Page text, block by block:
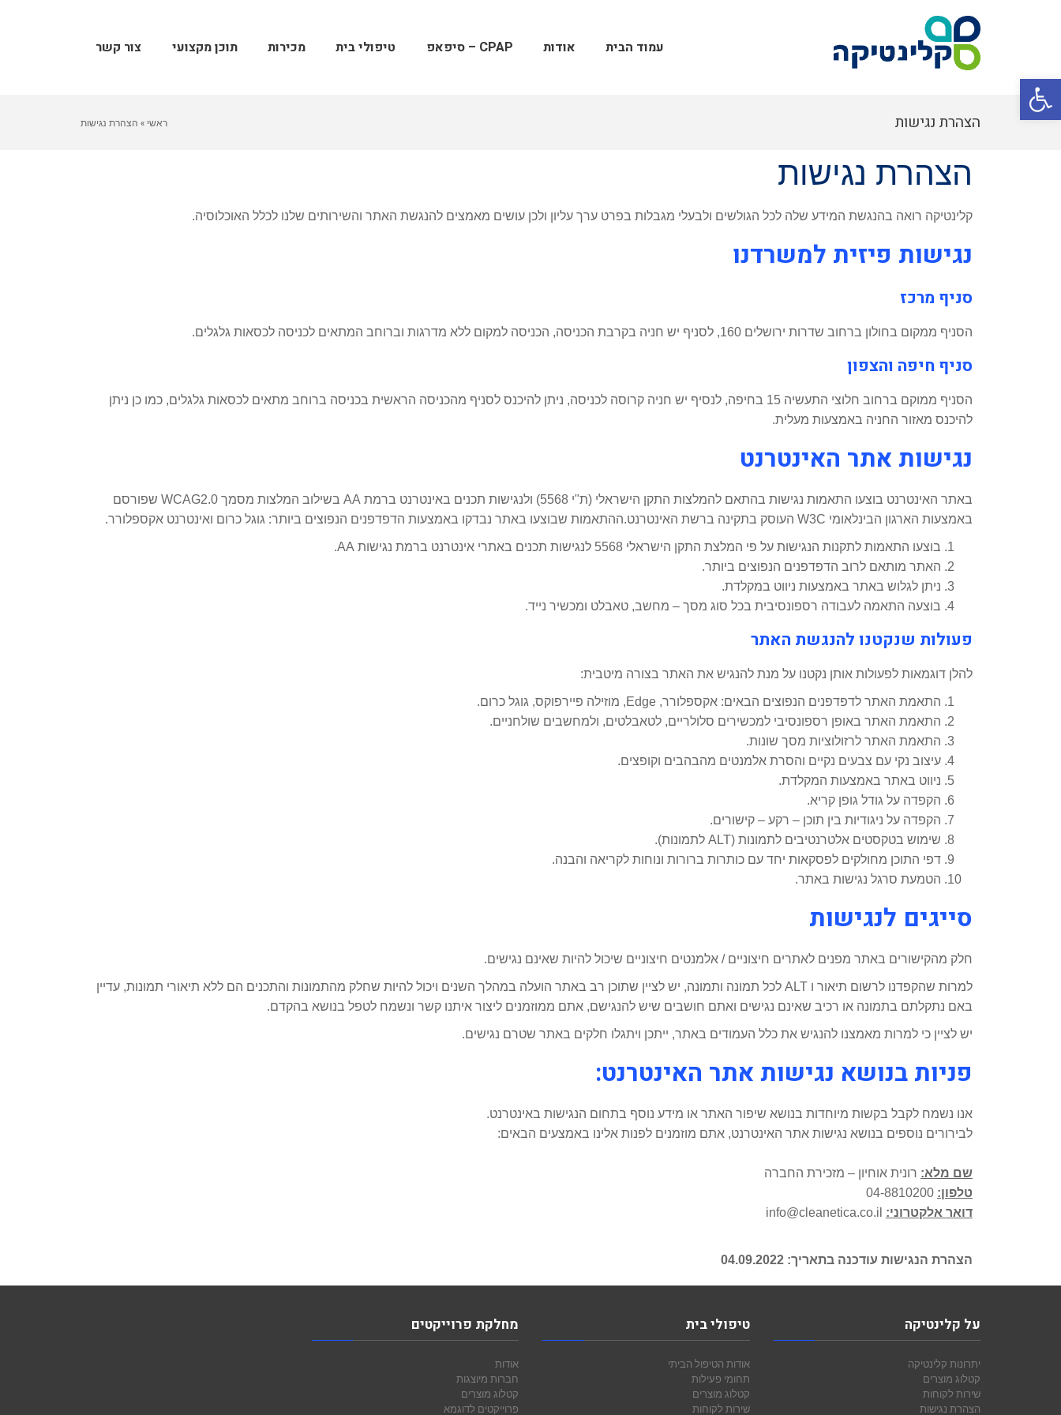
פתח סרגל נגישות
עמוד הבית אודות CPAP – סיפאפ טיפולי בית מכירות תוכן מקצועי צור קשר
הצהרת נגישות ראשי » הצהרת נגישות
הצהרת נגישות
קלינטיקה רואה בהנגשת המידע שלה לכל הגולשים ולבעלי מגבלות בפרט ערך עליון ולכן עושים מאמצים להנגשת האתר והשירותים שלנו לכלל האוכלוסיה.
נגישות פיזית למשרדנו
סניף מרכז
הסניף ממקום בחולון ברחוב שדרות ירושלים 160, לסניף יש חניה בקרבת הכניסה, הכניסה למקום ללא מדרגות וברוחב המתאים לכניסה לכסאות גלגלים.
סניף חיפה והצפון
הסניף ממוקם ברחוב חלוצי התעשיה 15 בחיפה, לנסיף יש חניה קרוסה לכניסה, ניתן להיכנס לסניף מהכניסה הראשית בכניסה ברוחב מתאים לכסאות גלגלים, כמו כן ניתן
להיכנס מאזור החניה באמצעות מעלית.
נגישות אתר האינטרנט
באתר האינטרנט בוצעו התאמות נגישות בהתאם להמלצות התקן הישראלי (ת"י 5568) ולנגישות תכנים באינטרנט ברמת AA בשילוב המלצות מסמך WCAG2.0 שפורסם
באמצעות הארגון הבינלאומי W3C העוסק בתקינה ברשת האינטרנט.ההתאמות שבוצעו באתר נבדקו באמצעות הדפדפנים הנפוצים ביותר: גוגל כרום ואינטרנט אקספלורר.
בוצעו התאמות לתקנות הנגישות על פי המלצת התקן הישראלי 5568 לנגישות תכנים באתרי אינטרנט ברמת נגישות AA.
האתר מותאם לרוב הדפדפנים הנפוצים ביותר.
ניתן לגלוש באתר באמצעות ניווט במקלדת.
בוצעה התאמה לעבודה רספונסיבית בכל סוג מסך – מחשב, טאבלט ומכשיר נייד.
פעולות שנקטנו להנגשת האתר
להלן דוגמאות לפעולות אותן נקטנו על מנת להנגיש את האתר בצורה מיטבית:
התאמת האתר לדפדפנים הנפוצים הבאים: אקספלורר, Edge, מוזילה פיירפוקס, גוגל כרום.
התאמת האתר באופן רספונסיבי למכשירים סלולריים, לטאבלטים, ולמחשבים שולחניים.
התאמת האתר לרזולוציות מסך שונות.
עיצוב נקי עם צבעים נקיים והסרת אלמנטים מהבהבים וקופצים.
ניווט באתר באמצעות המקלדת.
הקפדה על גודל גופן קריא.
הקפדה על ניגודיות בין תוכן – רקע – קישורים.
שימוש בטקסטים אלטרנטיבים לתמונות (ALT לתמונות).
דפי התוכן מחולקים לפסקאות יחד עם כותרות ברורות ונוחות לקריאה והבנה.
הטמעת סרגל נגישות באתר.
סייגים לנגישות
חלק מהקישורים באתר מפנים לאתרים חיצוניים / אלמנטים חיצוניים שיכול להיות שאינם נגישים.
למרות שהקפדנו לרשום תיאור ו ALT לכל תמונה ותמונה, יש לציין שתוכן רב באתר הועלה במהלך השנים ויכול להיות שחלק מהתמונות והתכנים הם ללא תיאורי תמונות, עדיין
באם נתקלתם בתמונה או רכיב שאינם נגישים ואתם חושבים שיש להנגישם, אתם ממוזמנים ליצור איתנו קשר ונשמח לטפל בנושא בהקדם.
יש לציין כי למרות מאמצנו להנגיש את כלל העמודים באתר, ייתכן ויתגלו חלקים באתר שטרם נגישים.
פניות בנושא נגישות אתר האינטרנט:
אנו נשמח לקבל בקשות מיוחדות בנושא שיפור האתר או מידע נוסף בתחום הנגישות באינטרנט.
לבירורים נוספים בנושא נגישות אתר האינטרנט, אתם מוזמנים לפנות אלינו באמצעים הבאים:
שם מלא: רונית אוחיון – מזכירת החברה
טלפון:
דואר אלקטרוני:
הצהרת הנגישות עודכנה בתאריך: 04.09.2022
על קלינטיקה
יתרונות קלינטיקה
קטלוג מוצרים
שירות לקוחות
הצהרת נגישות
טיפולי בית
אודות הטיפול הביתי
תחומי פעילות
קטלוג מוצרים
שירות לקוחות
מחלקת פרוייקטים
אודות
חברות מיוצגות
קטלוג מוצרים
פרוייקטים לדוגמא